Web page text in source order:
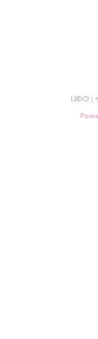
LBDO｜